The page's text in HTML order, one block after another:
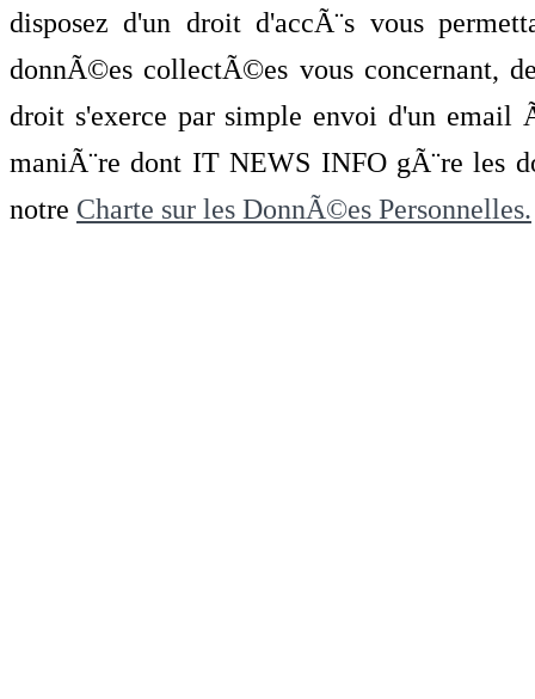
disposez d'un droit d'accÃ¨s vous
donnÃ©es collectÃ©es vous concernant,
droit s'exerce par simple envoi d'un
maniÃ¨re dont IT NEWS INFO gÃ¨re les
notre Charte sur les DonnÃ©es Personnelles.